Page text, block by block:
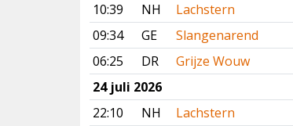
10:39
NH
Lachstern
09:34
GE
Slangenarend
06:25
DR
Grijze Wouw
24 juli 2026
22:10
NH
Lachstern